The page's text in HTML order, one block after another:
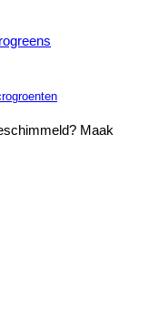
Maak